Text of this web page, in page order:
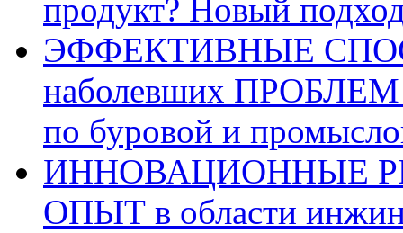
продукт? Новый
ЭФФЕКТИВНЫЕ
наболевших ПРОБЛЕМ
по буровой и
ИННОВАЦИОННЫЕ
ОПЫТ в области